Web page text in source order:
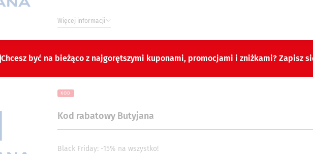
Więcej informacji
Chcesz być na bieżąco z najgorętszymi kuponami, promocjami i zniżkami? Zapisz
KOD
Kod rabatowy Butyjana
Black Friday: -15% na wszystko!